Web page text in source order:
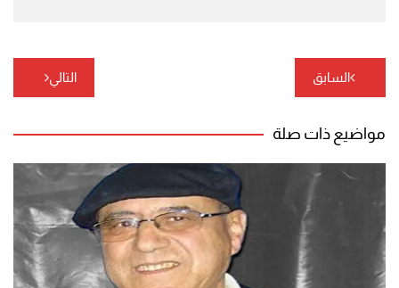
تصفّح
المقالات
السابق التالي
مواضيع ذات صلة